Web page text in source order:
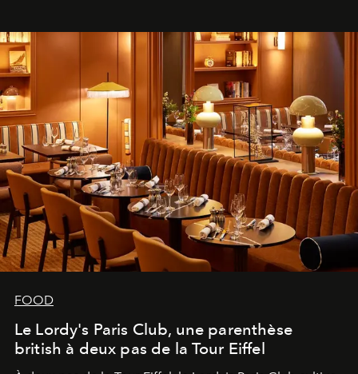
FOOD
Le Lordy's Paris Club, une parenthèse
british à deux pas de la Tour Eiffel